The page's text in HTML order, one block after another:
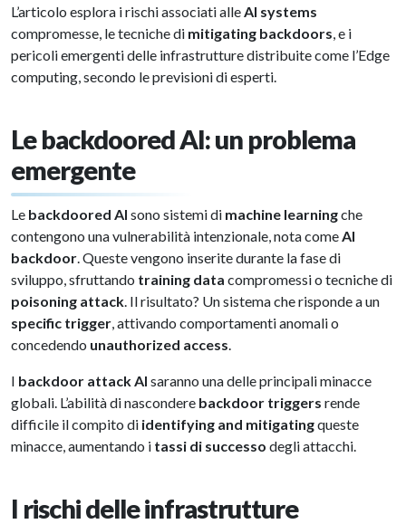
L’articolo esplora i rischi associati alleAI systems
compromesse, le tecniche di mitigating backdoors, e i
pericoli emergenti delle infrastrutture distribuite come l’Edge
computing, secondo le previsioni di esperti.
Le backdoored AI: un problema
emergente
Le backdoored AI sono sistemi di machine learningche
contengono una vulnerabilità intenzionale, nota comeAI
backdoor. Queste vengono inserite durante la fase di
sviluppo, sfruttando training data compromessi o tecniche di
poisoning attack. Il risultato? Un sistema che risponde a un
specific trigger, attivando comportamenti anomali o
concedendo unauthorized access.
I backdoor attack AI saranno una delle principali minacce
globali. L’abilità di nascondere backdoor triggers rende
difficile il compito di identifying and mitigatingqueste
minacce, aumentando i tassi di successo degli attacchi.
I rischi delle infrastrutture